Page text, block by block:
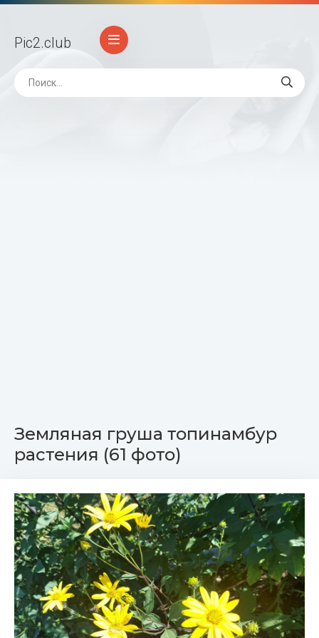
Pic2.club
Земляная груша топинамбур
растения (61 фото)